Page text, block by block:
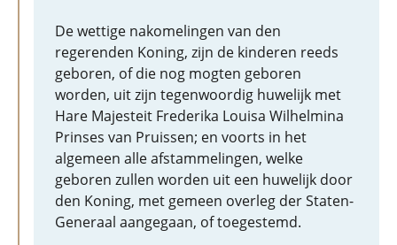
De wettige nakomelingen van den
regerenden Koning, zijn de kinderen reeds
geboren, of die nog mogten geboren
worden, uit zijn tegenwoordig huwelijk met
Hare Majesteit Frederika Louisa Wilhelmina
Prinses van Pruissen; en voorts in het
algemeen alle afstammelingen, welke
geboren zullen worden uit een huwelijk door
den Koning, met gemeen overleg der Staten-
Generaal aangegaan, of toegestemd.